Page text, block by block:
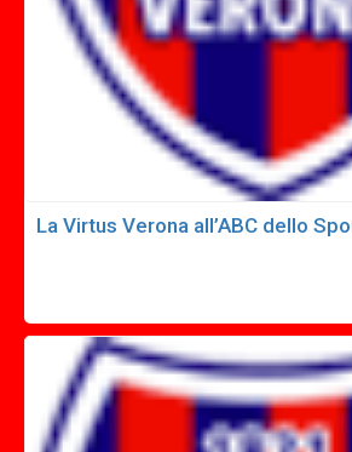
La Virtus Verona all’ABC dello